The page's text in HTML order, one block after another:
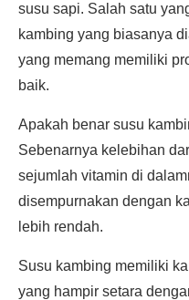
susu sapi. Salah satu
kambing yang biasanya
yang memang memiliki
baik.
Apakah benar susu
Sebenarnya kelebihan
sejumlah vitamin di
disempurnakan dengan
lebih rendah.
Susu kambing memiliki
yang hampir setara